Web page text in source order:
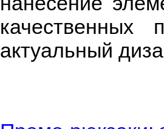
актуальный